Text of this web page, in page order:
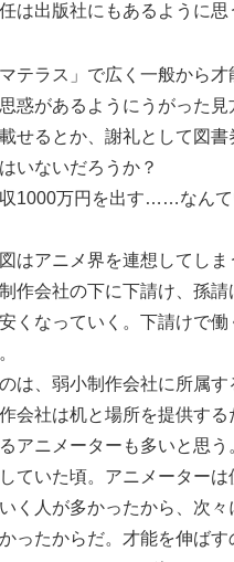
は出版社にもあるように思
テラス」で広く一般から
惑があるようにうがった見
せるとか、謝礼として図
いないだろうか？
1000万円を出す……なんて
はアニメ界を連想してしま
作会社の下に下請け、孫
くなっていく。下請けで
は、弱小制作会社に所属
会社は机と場所を提供す
アニメーターも多いと思
ていた頃。アニメーター
く人が多かったから、次
ったからだ。才能を伸ば